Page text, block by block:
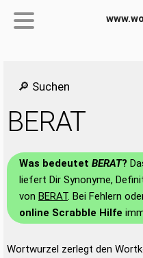
🔎 Suchen
BERAT
Was bedeutet BERAT?
liefert Dir Synonyme,
von BERAT. Bei Fehlern
online Scrabble Hilfe
Wortwurzel zerlegt den